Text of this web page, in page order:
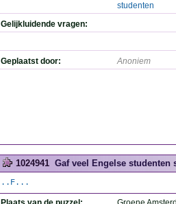
studenten
Gelijkluidende vragen:
Geplaatst door: Anoniem
1024941 Gaf veel Engelse studenten
..F...